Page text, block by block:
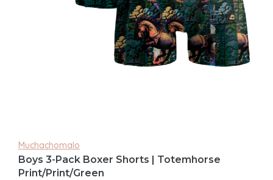
Muchachomalo
Boys 3-Pack Boxer Shorts | Totemhorse
Print/Print/Green